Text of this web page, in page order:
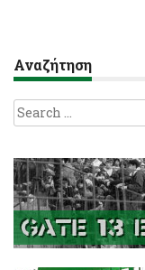
Αναζήτηση
Search
for: